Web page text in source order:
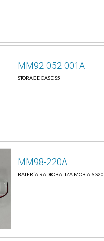
MM92-052-001A
STORAGE CASE S5
MM98-220A
BATERÍA RADIOBALIZA MOB AIS S20